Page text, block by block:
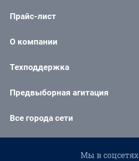
Прайс-лист
О компании
Техподдержка
Предвыборная агитация
Все города сети
Мы в соцсетях